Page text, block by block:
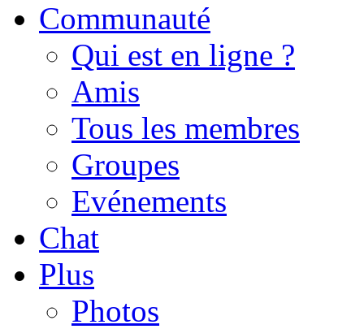
Communauté
Qui est en ligne ?
Amis
Tous les membres
Groupes
Evénements
Chat
Plus
Photos